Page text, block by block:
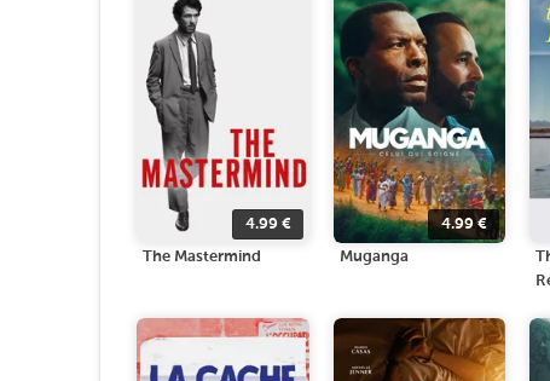
4.99€
The Mastermind
4.99€
Muganga